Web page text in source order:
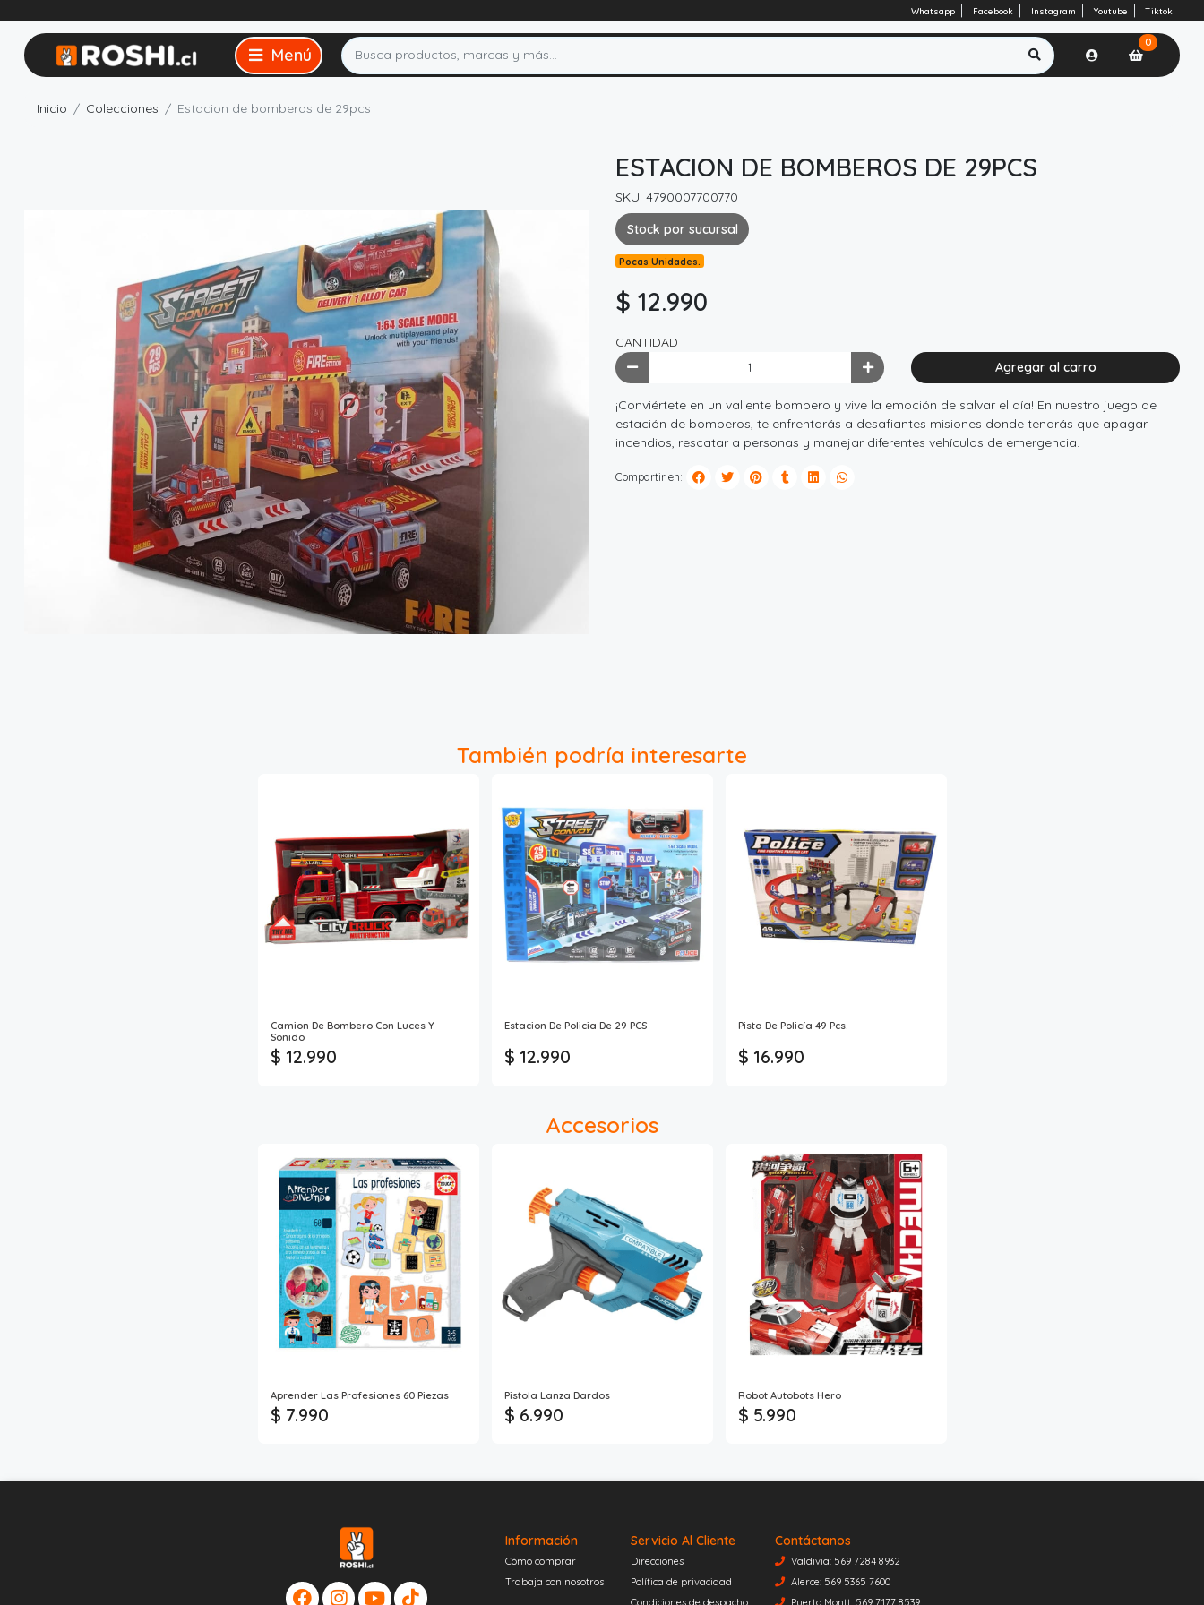
Whatsapp Facebook Instagram Youtube Tiktok
0
Inicio Colecciones Estacion de bomberos de 29pcs
ESTACION DE BOMBEROS DE 29PCS
SKU: 4790007700770
Stock por sucursal
Pocas Unidades.
$ 12.990
CANTIDAD
Agregar al carro
¡Conviértete en un valiente bombero y vive la emoción de salvar el día! En nuestro juego de
estación de bomberos, te enfrentarás a desafiantes misiones donde tendrás que apagar
incendios, rescatar a personas y manejar diferentes vehículos de emergencia.
Compartir en:
También podría interesarte
Camion De Bombero Con Luces Y
Sonido
$ 12.990
Estacion De Policia De 29 PCS
$ 12.990
Pista De Policía 49 Pcs.
$ 16.990
Accesorios
Aprender Las Profesiones 60 Piezas
$ 7.990
Pistola Lanza Dardos
$ 6.990
Robot Autobots Hero
$ 5.990
Información
Cómo comprar
Trabaja con nosotros
Servicio Al Cliente
Direcciones
Política de privacidad
Contáctanos
Valdivia: 569 7284 8932
Alerce: 569 5365 7600